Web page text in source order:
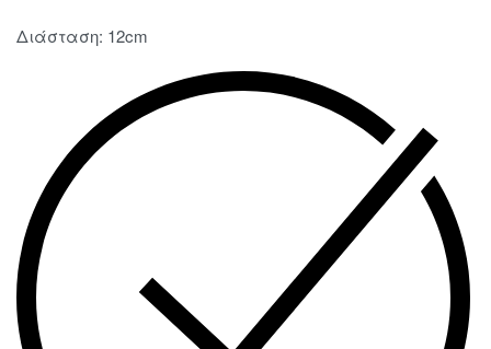
Διάσταση: 12cm